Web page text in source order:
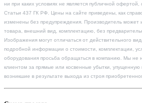
ни при каких условиях не является публичной
Статьи 437 ГК РФ. Цены на сайте приведены, как
изменены без предупреждения. Производитель может
товара, внешний вид, комплектацию, без
Изображения могут отличаться от действительного
подробной информации о стоимости, комплектации,
оборудования просьба обращаться в компанию. Мы не
клиентом за прямые или косвенные убытки, упущенную
возникшие в результате выхода из строя